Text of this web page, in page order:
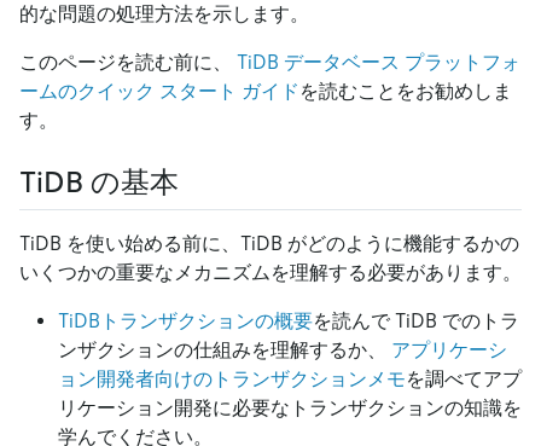
的な問題の処理方法を示します。
このページを読む前に、 TiDB データベース プラットフォ
ームのクイック スタート ガイド を読むことをお勧めしま
す。
TiDB の基本
TiDB を使い始める前に、TiDB がどのように機能するかの
いくつかの重要なメカニズムを理解する必要があります。
TiDBトランザクションの概要を読んで TiDB でのトラ
ンザクションの仕組みを理解するか、 アプリケーシ
ョン開発者向けのトランザクションメモを調べてアプ
リケーション開発に必要なトランザクションの知識を
学んでください。